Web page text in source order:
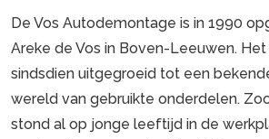
De Vos Autodemontage is in 1990
Areke de Vos in Boven-Leeuwen.
sindsdien uitgegroeid tot een
wereld van gebruikte onderdelen.
stond al op jonge leeftijd in de